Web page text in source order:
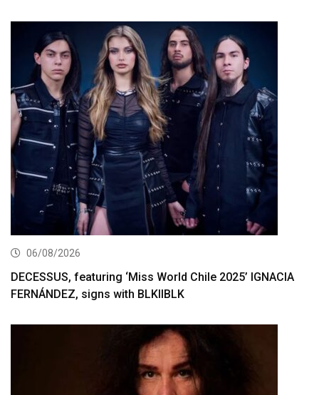
06/08/2026
DECESSUS, featuring ‘Miss World Chile 2025’ IGNACIA
FERNÁNDEZ, signs with BLKIIBLK